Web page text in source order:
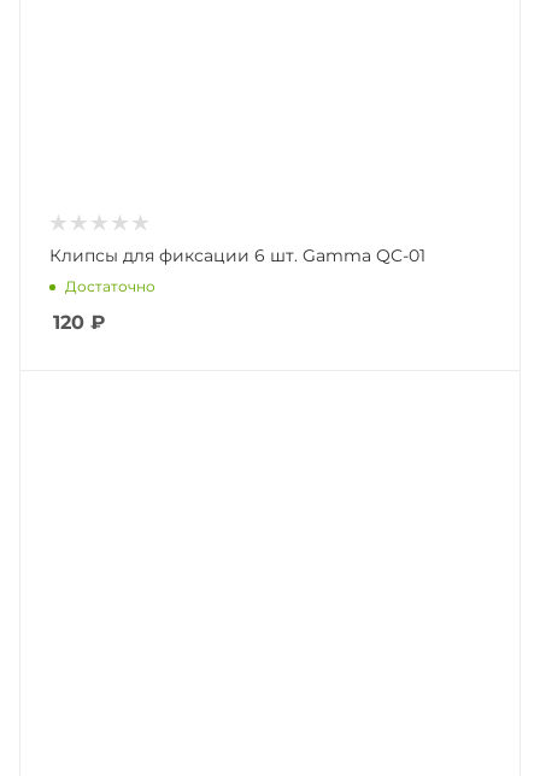
Клипсы для фиксации 6 шт. Gamma QC-01
Достаточно
120 ₽